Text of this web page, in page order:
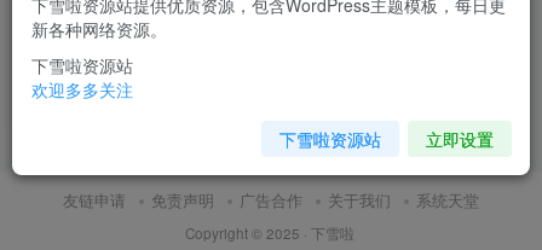
KDE Linux：KDE 社区打造的
下一代桌面操作系统
技术教程
5月21日 21:56
友链申请 免责声明 广告合作 关于我们 系统天堂
Copyright © 2025 · 下雪啦
新各种网络资源。
下雪啦资源站
欢迎多多关注
下雪啦资源站 立即设置